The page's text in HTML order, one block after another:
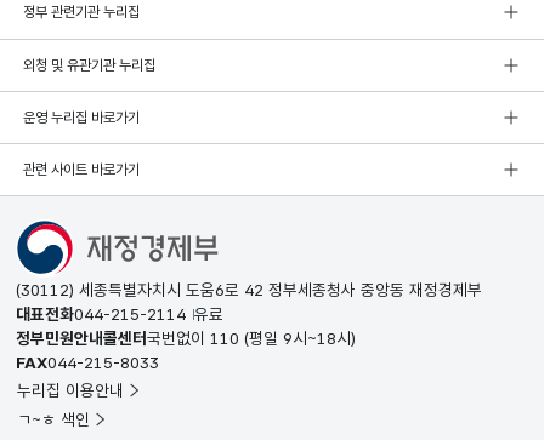
정부 관련기관 누리집
외청 및 유관기관 누리집
운영 누리집 바로가기
관련 사이트 바로가기
(30112) 세종특별자치시 도움6로 42 정부세종청사 중앙동 재정경제부
대표전화044-215-2114 유료
정부민원안내콜센터국번없이 110 (평일 9시~18시)
FAX044-215-8033
누리집 이용안내
ㄱ~ㅎ 색인